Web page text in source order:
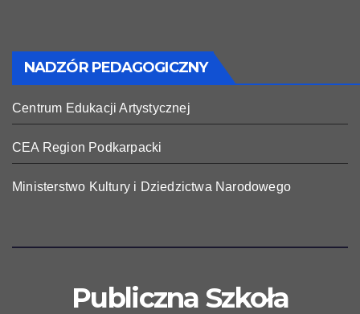
NADZÓR PEDAGOGICZNY
Centrum Edukacji Artystycznej
CEA Region Podkarpacki
Ministerstwo Kultury i Dziedzictwa Narodowego
Publiczna Szkoła